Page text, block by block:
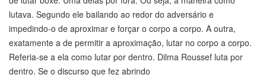
lutava. Segundo ele bailando ao redor do adversário e
impedindo-o de aproximar e forçar o corpo a corpo. A outra,
exatamente a de permitir a aproximação, lutar no corpo a corpo.
Referia-se a ela como lutar por dentro. Dilma Roussef luta por
dentro. Se o discurso que fez abrindo